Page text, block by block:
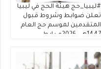
#ليبيا_حج هيئة الحج في ليبيا
تعلن ضوابط وشروط قبول
المتقدمين لموسم حج العام
1447هـ – 2026م رابط